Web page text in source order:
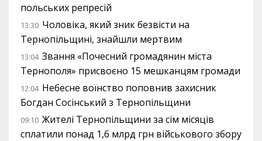
польських репресій
13:30 Чоловіка, який зник безвісти на
Тернопільщині, знайшли мертвим
13:04 Звання «Почесний громадянин міста
Тернополя» присвоєно 15 мешканцям громади
12:04 Небесне воїнство поповнив захисник
Богдан Сосінський з Тернопільщини
09:10 Жителі Тернопільщини за сім місяців
сплатили понад 1,6 млрд грн військового збору